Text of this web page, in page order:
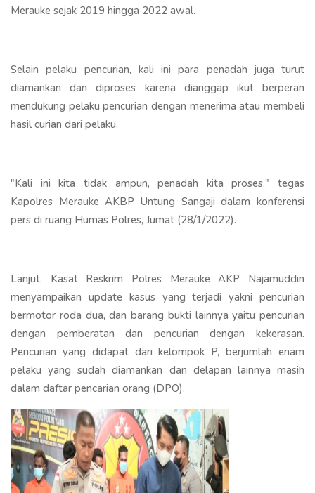
Merauke sejak 2019 hingga 2022 awal.
Selain pelaku pencurian, kali ini para penadah juga turut
diamankan dan diproses karena dianggap ikut berperan
mendukung pelaku pencurian dengan menerima atau membeli
hasil curian dari pelaku.
"Kali ini kita tidak ampun, penadah kita proses," tegas
Kapolres Merauke AKBP Untung Sangaji dalam konferensi
pers di ruang Humas Polres, Jumat (28/1/2022).
Lanjut, Kasat Reskrim Polres Merauke AKP Najamuddin
menyampaikan update kasus yang terjadi yakni pencurian
bermotor roda dua, dan barang bukti lainnya yaitu pencurian
dengan pemberatan dan pencurian dengan kekerasan.
Pencurian yang didapat dari kelompok P, berjumlah enam
pelaku yang sudah diamankan dan delapan lainnya masih
dalam daftar pencarian orang (DPO).